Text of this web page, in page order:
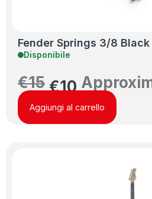
Fender Springs 3/8
Disponibile
€15 €10
Aggiungi al carrello